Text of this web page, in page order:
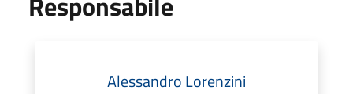
Alessandro Lorenzini